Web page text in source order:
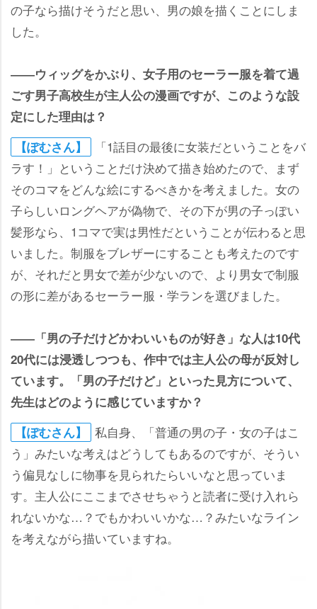
の子なら描けそうだと思い、男の娘を描くことにしま
した。
――ウィッグをかぶり、女子用のセーラー服を着て過
ごす男子高校生が主人公の漫画ですが、このような設
定にした理由は？
【ぽむさん】
「1話目の最後に女装だということをバ
ラす！」ということだけ決めて描き始めたので、まず
そのコマをどんな絵にするべきかを考えました。女の
子らしいロングヘアが偽物で、その下が男の子っぽい
髪形なら、1コマで実は男性だということが伝わると思
いました。制服をブレザーにすることも考えたのです
が、それだと男女で差が少ないので、より男女で制服
の形に差があるセーラー服・学ランを選びました。
――「男の子だけどかわいいものが好き」な人は10代
20代には浸透しつつも、作中では主人公の母が反対し
ています。「男の子だけど」といった見方について、
先生はどのように感じていますか？
【ぽむさん】
私自身、「普通の男の子・女の子はこ
う」みたいな考えはどうしてもあるのですが、そうい
う偏見なしに物事を見られたらいいなと思っていま
す。主人公にここまでさせちゃうと読者に受け入れら
れないかな…？でもかわいいかな…？みたいなライン
を考えながら描いていますね。